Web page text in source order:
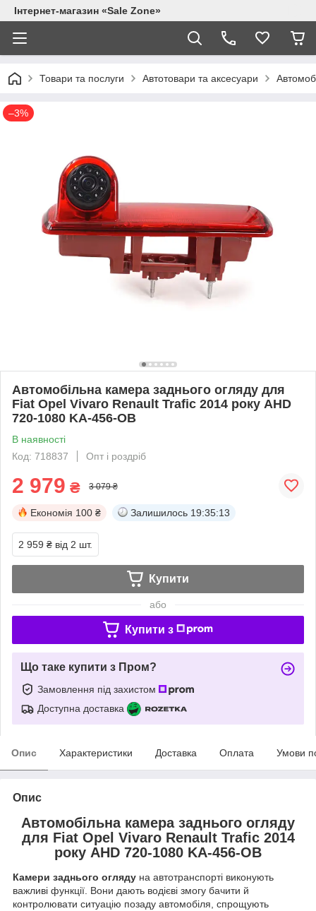
Інтернет-магазин «Sale Zone»
Товари та послуги Автотовари та аксесуари
–3%
Автомобільна камера заднього огляду для
Fiat Opel Vivaro Renault Trafic 2014 року AHD
720-1080 KA-456-OB
В наявності
Код: 718837
Опт і роздріб
2 979 ₴ 3 079 ₴
Економія 100 ₴ Залишилось 19:35:12
2 959 ₴ від 2 шт.
Купити
або
Купити з
Що таке купити з Пром?
Замовлення під захистом
Доступна доставка
Опис Характеристики Доставка Оплата Умови
Опис
Автомобільна камера заднього огляду
для Fiat Opel Vivaro Renault Trafic 2014
року AHD 720-1080 KA-456-OB
Камери заднього огляду на автотранспорті виконують
важливі функції. Вони дають водієві змогу бачити й
контролювати ситуацію позаду автомобіля, спрощують